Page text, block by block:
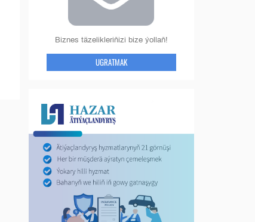
Biznes täzelikleriňizi bize ýollaň!
UGRATMAK